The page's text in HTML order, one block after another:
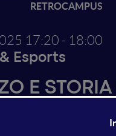
RETROCAMPUS
17:20 - 18:00
Esports
E STORIA
DI